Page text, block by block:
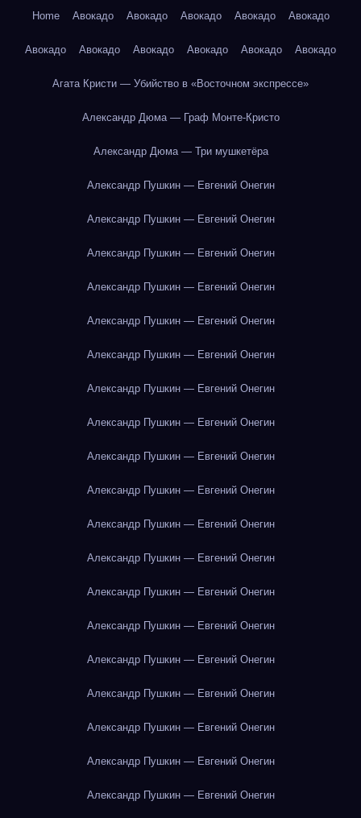
Home Авокадо Авокадо Авокадо Авокадо Авокадо
Авокадо Авокадо Авокадо Авокадо Авокадо Авокадо
Агата Кристи — Убийство в «Восточном экспрессе»
Александр Дюма — Граф Монте-Кристо
Александр Дюма — Три мушкетёра
Александр Пушкин — Евгений Онегин
Александр Пушкин — Евгений Онегин
Александр Пушкин — Евгений Онегин
Александр Пушкин — Евгений Онегин
Александр Пушкин — Евгений Онегин
Александр Пушкин — Евгений Онегин
Александр Пушкин — Евгений Онегин
Александр Пушкин — Евгений Онегин
Александр Пушкин — Евгений Онегин
Александр Пушкин — Евгений Онегин
Александр Пушкин — Евгений Онегин
Александр Пушкин — Евгений Онегин
Александр Пушкин — Евгений Онегин
Александр Пушкин — Евгений Онегин
Александр Пушкин — Евгений Онегин
Александр Пушкин — Евгений Онегин
Александр Пушкин — Евгений Онегин
Александр Пушкин — Евгений Онегин
Александр Пушкин — Евгений Онегин